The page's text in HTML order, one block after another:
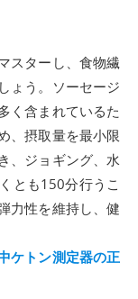
スターし、食物繊
ょう。ソーセージ
く含まれているた
、摂取量を最小限
、ジョギング、水
とも150分行うこ
力性を維持し、健
ケトン測定器の正